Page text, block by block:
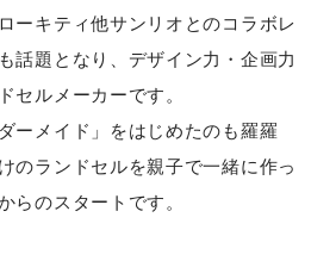
ーキティ他サンリオとのコラボレ
話題となり、デザイン力・企画力
セルメーカーです。
ーメイド」をはじめたのも羅羅
のランドセルを親子で一緒に作っ
らのスタートです。